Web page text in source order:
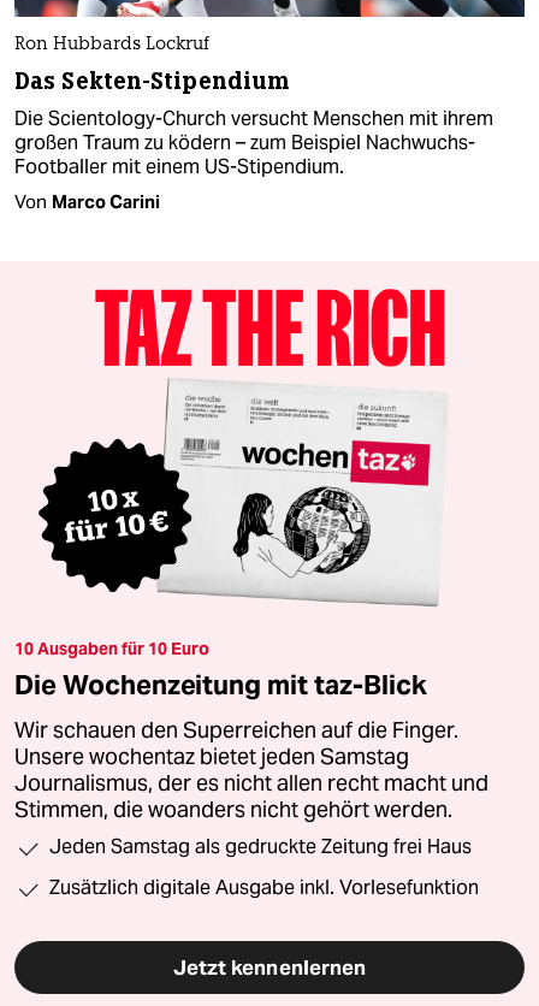
Ron Hubbards Lockruf
Das Sekten-Stipendium
Die Scientology-Church versucht Menschen mit ihrem
großen Traum zu ködern – zum Beispiel Nachwuchs-
Footballer mit einem US-Stipendium.
Von Marco Carini
10 Ausgaben für 10 Euro
Die Wochenzeitung mit taz-Blick
Wir schauen den Superreichen auf die Finger.
Unsere wochentaz bietet jeden Samstag
Journalismus, der es nicht allen recht macht und
Stimmen, die woanders nicht gehört werden.
Jeden Samstag als gedruckte Zeitung frei Haus
Zusätzlich digitale Ausgabe inkl. Vorlesefunktion
Jetzt kennenlernen